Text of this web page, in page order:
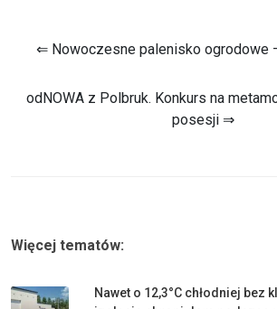
⇐ Nowoczesne palenisko ogrodowe
odNOWA z Polbruk. Konkurs na
posesji ⇒
Więcej tematów:
Nawet o 12,3°C chłodniej bez